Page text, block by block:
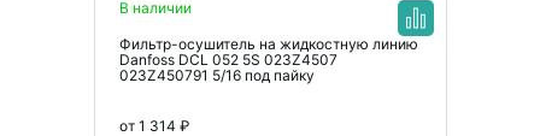
В наличии
Фильтр-осушитель на жидкостную линию
Danfoss DCL 052 5S 023Z4507
023Z450791 5/16 под пайку
от 1 314 ₽